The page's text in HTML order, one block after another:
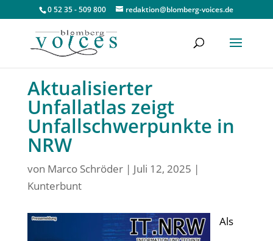
0 52 35 - 509 800 redaktion@blomberg-voices.de
Aktualisierter
Unfallatlas zeigt
Unfallschwerpunkte in
NRW
von Marco Schröder| Juli 12, 2025 |
Kunterbunt
Als